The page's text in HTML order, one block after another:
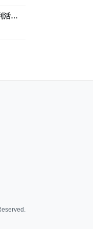
活用